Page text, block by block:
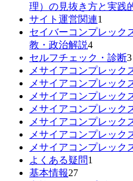
理）の見抜き方と実践
サイト運営関連1
セイバーコンプレック
教・政治解説4
セルフチェック・診断3
メサイアコンプレック
メサイアコンプレック
メサイアコンプレック
メサイアコンプレック
メサイアコンプレック
メサイアコンプレック
メサイアコンプレック
よくある疑問1
基本情報27